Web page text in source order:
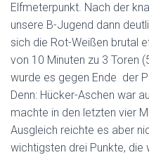
Elfmeterpunkt. Nach der
unsere B-Jugend dann
sich die Rot-Weißen brutal
von 10 Minuten zu 3 Toren
wurde es gegen Ende der
Denn: Hücker-Aschen war
machte in den letzten vier
Ausgleich reichte es aber
wichtigsten drei Punkte,